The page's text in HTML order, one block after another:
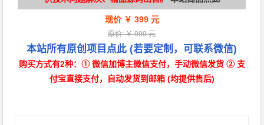
现价 ￥ 399 元
原价: ￥ 999 元
本站所有原创项目点此(若要定制，可联系微信)
购买方式有2种：① 微信加博主微信支付，手动微信发货 ② 支
付宝直接支付，自动发货到邮箱 (均提供售后)